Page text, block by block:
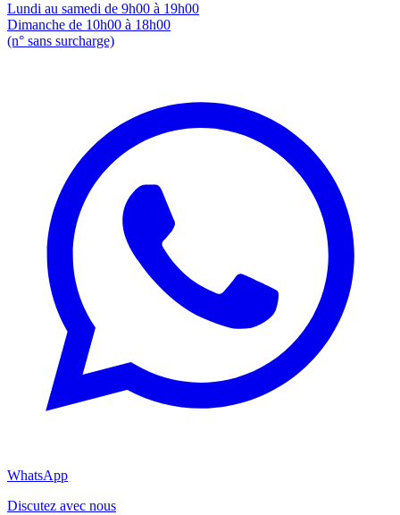
Lundi au samedi de 9h00 à 19h00
Dimanche de 10h00 à 18h00
(n° sans surcharge)
WhatsApp
Discutez avec nous